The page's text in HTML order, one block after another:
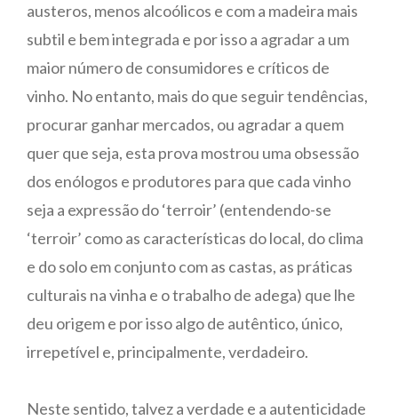
austeros, menos alcoólicos e com a madeira mais
subtil e bem integrada e por isso a agradar a um
maior número de consumidores e críticos de
vinho. No entanto, mais do que seguir tendências,
procurar ganhar mercados, ou agradar a quem
quer que seja, esta prova mostrou uma obsessão
dos enólogos e produtores para que cada vinho
seja a expressão do ‘terroir’ (entendendo-se
‘terroir’ como as características do local, do clima
e do solo em conjunto com as castas, as práticas
culturais na vinha e o trabalho de adega) que lhe
deu origem e por isso algo de autêntico, único,
irrepetível e, principalmente, verdadeiro.
Neste sentido, talvez a verdade e a autenticidade